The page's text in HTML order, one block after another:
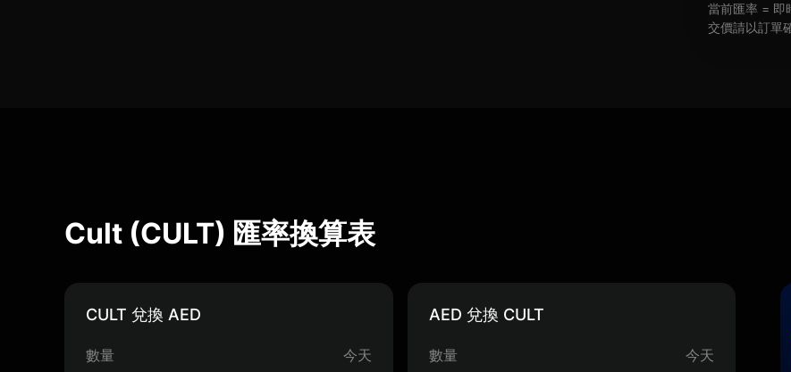
當前匯率 = 即
交價請以訂單
Cult (CULT) 匯率換算表
CULT 兌換 AED
數量 今天
AED 兌換 CULT
數量 今天